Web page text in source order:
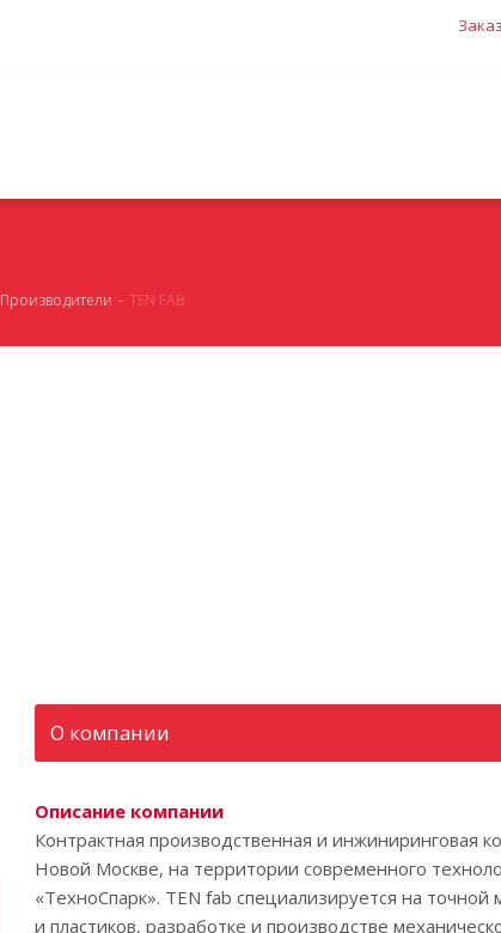
Производители - TEN FAB
О компании
Описание компании
Контрактная производственная и инжиниринговая
Новой Москве, на территории современного
«ТехноСпарк». TEN fab специализируется на точной
и пластиков, разработке и производстве